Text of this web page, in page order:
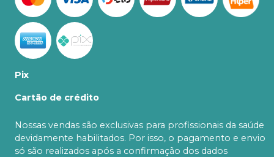
Pix
Cartão de crédito
Nossas vendas são exclusivas para profissionais da saúde
devidamente habilitados. Por isso, o pagamento e envio
só são realizados após a confirmação dos dados